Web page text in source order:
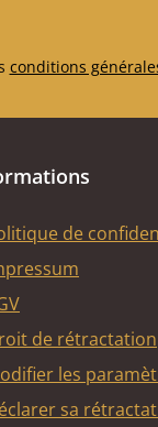
conditions
de
de rétractation
les
sa